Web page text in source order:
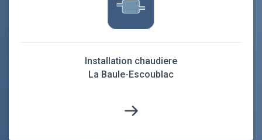
Installation chaudiere
La Baule-Escoublac